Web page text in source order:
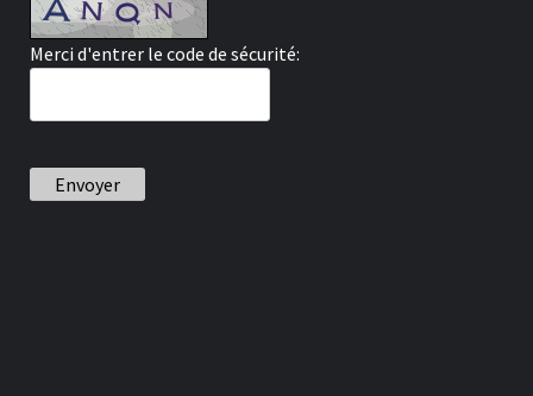
Merci d'entrer le code de sécurité:
Envoyer